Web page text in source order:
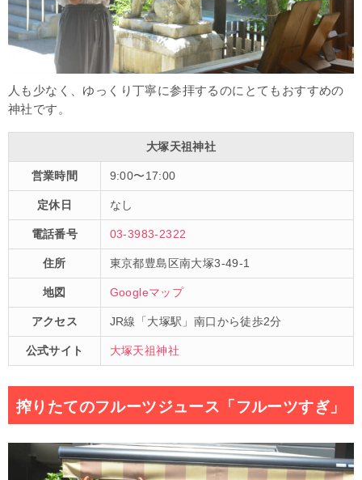
人も少なく、ゆっくり丁寧に参拝するのにとてもおすすめの
神社です。
大塚天祖神社
営業時間 9:00〜17:00
定休日 なし
電話番号 03-3983-2322
住所 東京都豊島区南大塚3-49-1
地図 Googleマップ
アクセス JR線「大塚駅」南口から徒歩2分
公式サイト 大塚天祖神社
搾りたてのフルーツジュース「フルーツすぎ」